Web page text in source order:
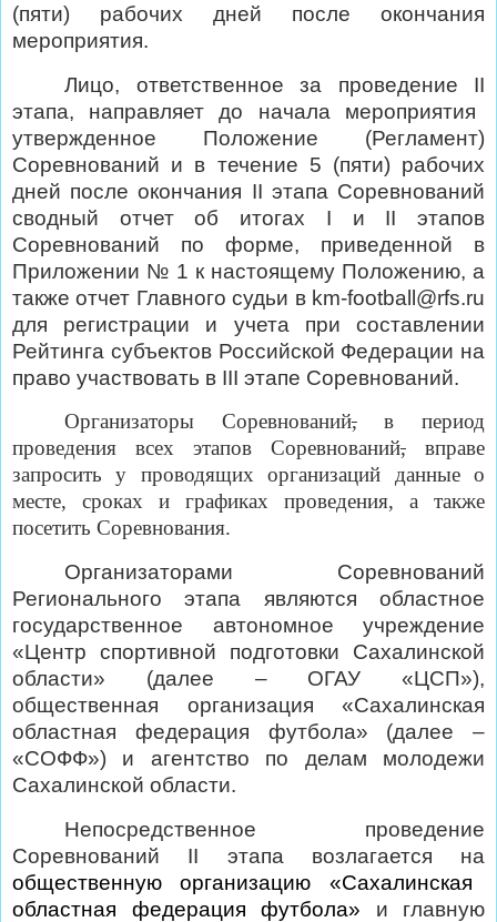
(пяти) рабочих дней после окончания
мероприятия.
Лицо, ответственное за проведение II
этапа, направляет до начала мероприятия
утвержденное Положение (Регламент)
Соревнований и в течение 5 (пяти) рабочих
дней после окончания II этапа Соревнований
сводный отчет об итогах I и II этапов
Соревнований по форме, приведенной в
Приложении № 1 к настоящему Положению, а
также отчет Главного судьи в km-football@rfs.ru
для регистрации и учета при составлении
Рейтинга субъектов Российской Федерации на
право участвовать в III этапе Соревнований.
Организаторы Соревнований,в период
проведения всех этапов Соревнований, вправе
запросить у проводящих организаций данные о
месте, сроках и графиках проведения, а также
посетить Соревнования.
Организаторами Соревнований
Регионального этапа являются областное
государственное автономное учреждение
«Центр спортивной подготовки Сахалинской
области» (далее – ОГАУ «ЦСП»),
общественная организация «Сахалинская
областная федерация футбола» (далее –
«СОФФ») и агентство по делам молодежи
Сахалинской области.
Непосредственное проведение
Соревнований II
этапа возлагается на
общественную организацию «Сахалинская
областная федерация футбола» и главную